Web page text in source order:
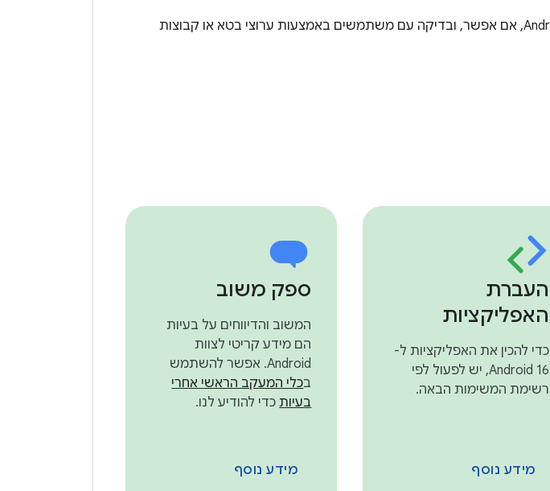
– טירגוט ל-Android 16, אם אפשר, ובדיקה עם משתמשים באמצעות ערוצי בטא או קבוצות
העברת
האפליקציות
כדי להכין את האפליקציות ל-
Android 16, יש לפעול לפי
רשימת המשימות הבאה.
מידע נוסף
ספק משוב
המשוב והדיווחים על בעיות
הם מידע קריטי לצוות
Android. אפשר להשתמש
בכלי המעקב הראשי אחרי
בעיותכדי להודיע לנו.
מידע נוסף